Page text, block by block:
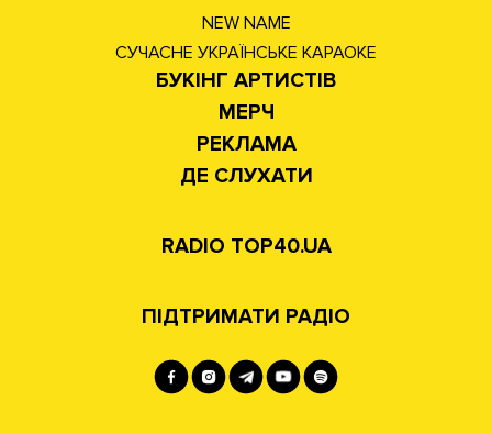
NEW NAME
СУЧАСНЕ УКРАЇНСЬКЕ КАРАОКЕ
БУКІНГ АРТИСТІВ
МЕРЧ
РЕКЛАМА
ДЕ СЛУХАТИ
RADIO TOP40.UA
ПІДТРИМАТИ РАДІО